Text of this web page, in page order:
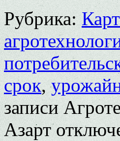
Рубрика:
срок,
записи
Азарт